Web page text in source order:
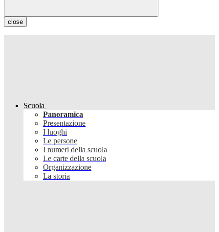
close
Scuola
Panoramica
Presentazione
I luoghi
Le persone
I numeri della scuola
Le carte della scuola
Organizzazione
La storia